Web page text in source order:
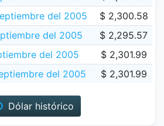
del 2005
$ 2,300.58
del 2005
$ 2,295.57
del 2005
$ 2,301.99
del 2005
$ 2,301.99
Dólar histórico